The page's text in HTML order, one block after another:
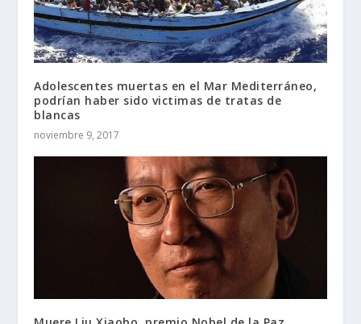
Adolescentes muertas en el Mar Mediterráneo,
podrían haber sido victimas de tratas de
blancas
noviembre 9, 2017